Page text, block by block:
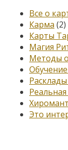
Все о
Карма (2)
Карты
Магия
Методы
Это